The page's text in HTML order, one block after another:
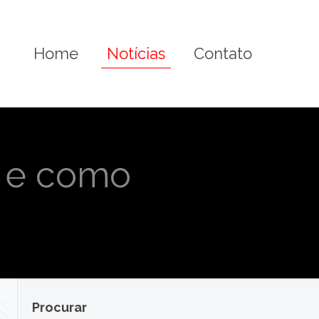
Home Notícias Contato
e como
Procurar